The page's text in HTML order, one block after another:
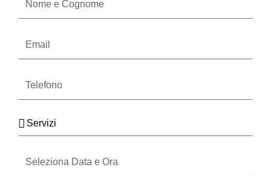
Cognome
Servizi
Data